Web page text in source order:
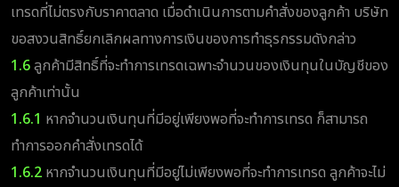
เทรดที่ไม่ตรงกับราคาตลาด เมื่อดำเนินการตามคำสั่งของลูกค้า บริษัท
ขอสงวนสิทธิ์ยกเลิกผลทางการเงินของการทำธุรกรรมดังกล่าว
1.6ลูกค้ามีสิทธิ์ที่จะทำการเทรดเฉพาะจำนวนของเงินทุนในบัญชีของ
ลูกค้าเท่านั้น
1.6.1 หากจำนวนเงินทุนที่มีอยู่เพียงพอที่จะทำการเทรด ก็สามารถ
ทำการออกคำสั่งเทรดได้
1.6.2 หากจำนวนเงินทุนที่มีอยู่ไม่เพียงพอที่จะทำการเทรด ลูกค้าจะไม่